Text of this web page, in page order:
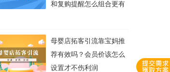
和复购提醒怎么组合更有
母婴店拓客引流靠宝妈推
荐有效吗？会员价该怎么
设置才不伤利润